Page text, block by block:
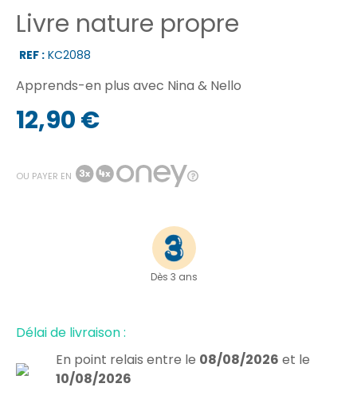
Livre nature propre
REF : KC2088
Apprends-en plus avec Nina & Nello
12,90 €
OU PAYER EN
Dès 3 ans
Délai de livraison :
En point relais entre le 08/08/2026 et le
10/08/2026